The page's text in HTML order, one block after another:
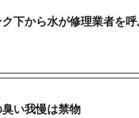
下から水が修理業者を呼
い我慢は禁物